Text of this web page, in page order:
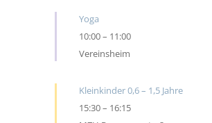
Yoga
10:00– 11:00
Vereinsheim
Kleinkinder 0,6 – 1,5 Jahre
15:30– 16:15